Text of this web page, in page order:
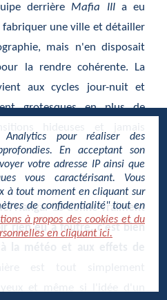
derrière Mafia IIIa eu
une ville et détailler
mais n'en disposait
la rendre cohérente. La
aux cycles jour-nuit et
grotesques en plus de
Hangar 13 donne vraiment
rien eu à foutre, c'est bien
est tout simplement
pour réaliser des
En acceptant son
votre adresse IP ainsi que
vous caractérisant. Vous
à tout moment en cliquant sur
de confidentialité" tout en
à propos des cookies et du
en cliquant ici.